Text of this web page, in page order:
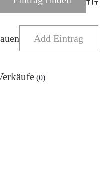
Add Eintrag
(0)